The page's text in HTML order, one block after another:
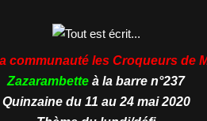
communauté les Croqueurs de
Zazarambette à la barre n°237
Quinzaine du 11 au 24 mai 2020